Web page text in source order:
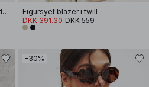
Oversized blazer med spændedetalje
Figursyet blazer i twill
DKK 391.30 DKK 559
-30%